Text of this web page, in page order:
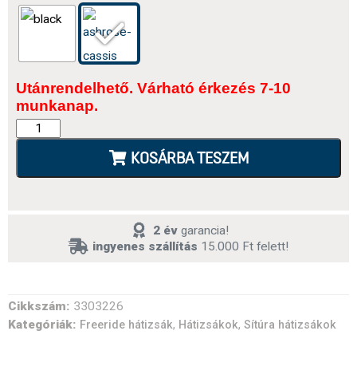
Utánrendelhető. Várható érkezés 7-10
munkanap.
KOSÁRBA TESZEM
2 évgarancia!
ingyenes szállítás 15.000 Ft felett!
Cikkszám: 3303226
Kategóriák: Freeride hátizsák, Hátizsákok, Sítúra hátizsákok